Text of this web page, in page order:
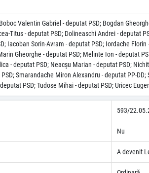
Valentin Gabriel - deputat PSD; Bogdan
Titus - deputat PSD; Dolineaschi Andrei - deputat
Iacoban Sorin-Avram - deputat PSD; Iordache
Gheorghe - deputat PSD; Melinte Ion - deputat
- deputat PSD; Neacşu Marian - deputat PSD;
Smarandache Miron Alexandru - deputat PP-
PSD; Tudose Mihai - deputat PSD; Uricec
593/
Nu
A devenit